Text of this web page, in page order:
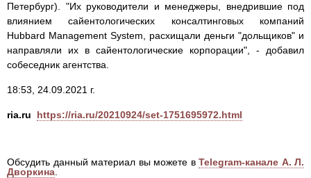
Петербург). "Их руководители и менеджеры, внедрившие под
влиянием сайентологических консалтинговых компаний
Hubbard Management System, расхищали деньги "дольщиков" и
направляли их в сайентологические корпорации", - добавил
собеседник агентства.
18:53, 24.09.2021 г.
ria.ru https://ria.ru/20210924/set-1751695972.html
Обсудить данный материал вы можете в Telegram-канале А. Л.
Дворкина